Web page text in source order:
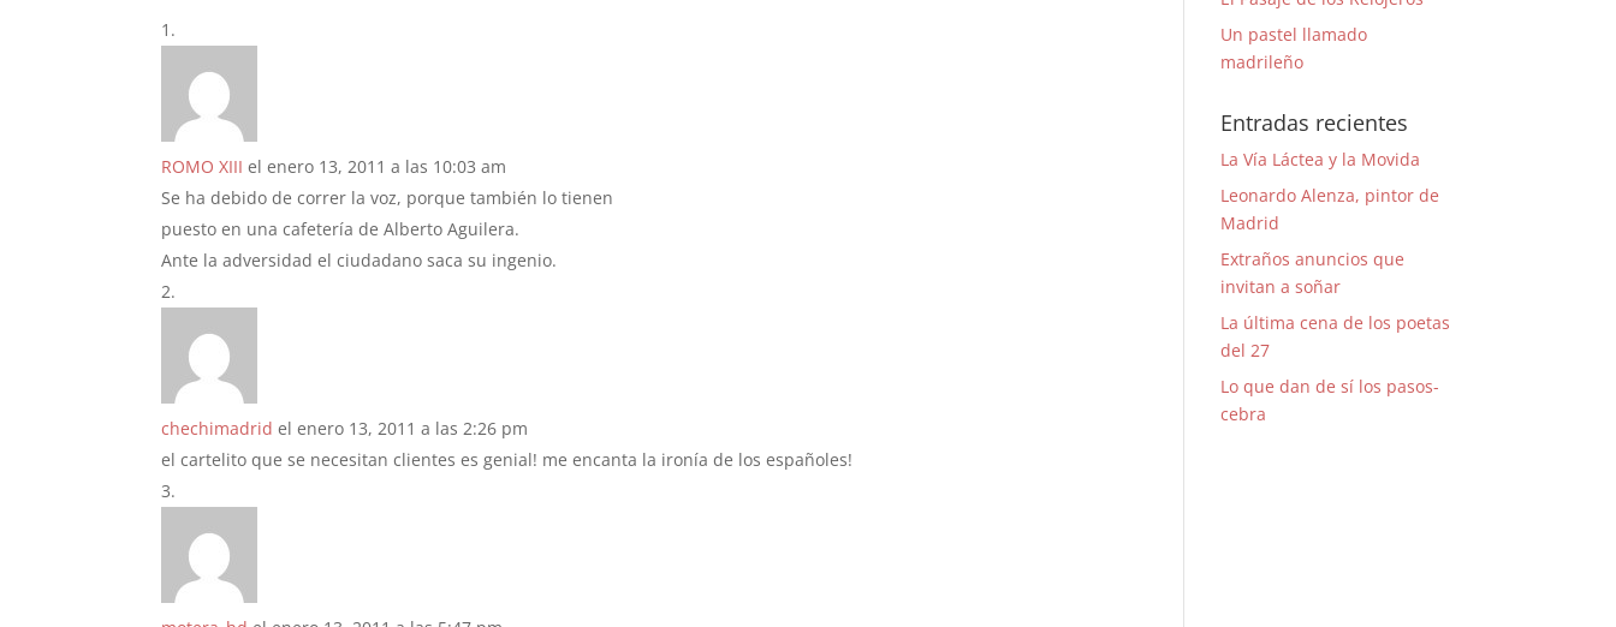
ROMO XIII el enero 13, 2011 a las 10:03 am
Se ha debido de correr la voz, porque también lo tienen
puesto en una cafetería de Alberto Aguilera.
Ante la adversidad el ciudadano saca su ingenio.
chechimadrid el enero 13, 2011 a las 2:26 pm
el cartelito que se necesitan clientes es genial! me encanta la ironía de los españoles!
Un pastel llamado
madrileño
Entradas recientes
La Vía Láctea y la Movida
Leonardo Alenza, pintor de
Madrid
Extraños anuncios que
invitan a soñar
La última cena de los poetas
del 27
Lo que dan de sí los pasos-
cebra